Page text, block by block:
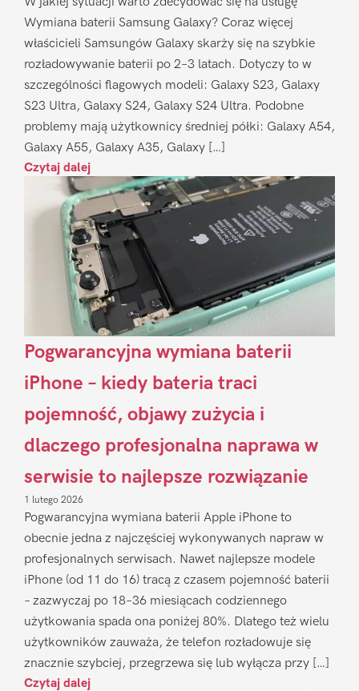
Wymiana baterii Samsung Galaxy? Coraz więcej
właścicieli Samsungów Galaxy skarży się na szybkie
rozładowywanie baterii po 2–3 latach. Dotyczy to w
szczególności flagowych modeli: Galaxy S23, Galaxy
S23 Ultra, Galaxy S24, Galaxy S24 Ultra. Podobne
problemy mają użytkownicy średniej półki: Galaxy A54,
Galaxy A55, Galaxy A35, Galaxy […]
Czytaj dalej
Pogwarancyjna wymiana baterii
iPhone – kiedy bateria traci
pojemność, objawy zużycia i
dlaczego profesjonalna naprawa w
serwisie to najlepsze rozwiązanie
1 lutego 2026
Pogwarancyjna wymiana baterii Apple iPhone to
obecnie jedna z najczęściej wykonywanych napraw w
profesjonalnych serwisach. Nawet najlepsze modele
iPhone (od 11 do 16) tracą z czasem pojemność baterii
– zazwyczaj po 18–36 miesiącach codziennego
użytkowania spada ona poniżej 80%. Dlatego też wielu
użytkowników zauważa, że telefon rozładowuje się
znacznie szybciej, przegrzewa się lub wyłącza przy […]
Czytaj dalej